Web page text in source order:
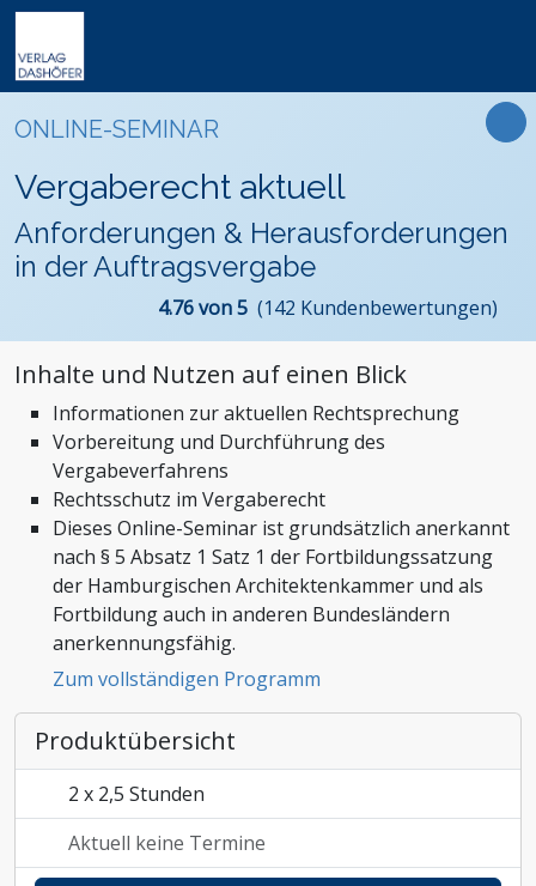
Online-Seminare
VideoCampus
Seminare
Tagungen
Inhouse
Fachbücher
Software
Wissensdatenbanken
Formulare
Arbeitsrecht
Bauwesen und Architektur
Betriebsrat und Arbeitnehmervertretung
Einkauf
Immobilien und Grundbesitz
Management und Unternehmensführung
Nachhaltigkeit
Personalmanagement und Entgeltabrechnung
Steuern, Finanzen und Controlling
Stiftungen und Non-Profit Organisationen
Zoll und Außenhandel
Newsletter
FAQ
Der Verlag
Das Team
Unsere Profis
Presse
Karriere
Online-Weiterbildung
Präsenz-Weiterbildung
Produkte
Themen
ONLINE-SEMINAR
Vergaberecht aktuell
Anforderungen & Herausforderungen
in der Auftragsvergabe
4.76 von 5 (142 Kundenbewertungen)
Inhalte und Nutzen auf einen Blick
Informationen zur aktuellen Rechtsprechung
Vorbereitung und Durchführung des
Vergabeverfahrens
Rechtsschutz im Vergaberecht
Dieses Online-Seminar ist grundsätzlich anerkannt
nach § 5 Absatz 1 Satz 1 der Fortbildungssatzung
der Hamburgischen Architektenkammer und als
Fortbildung auch in anderen Bundesländern
anerkennungsfähig.
Zum vollständigen Programm
Produktübersicht
2 x 2,5 Stunden
Aktuell keine Termine